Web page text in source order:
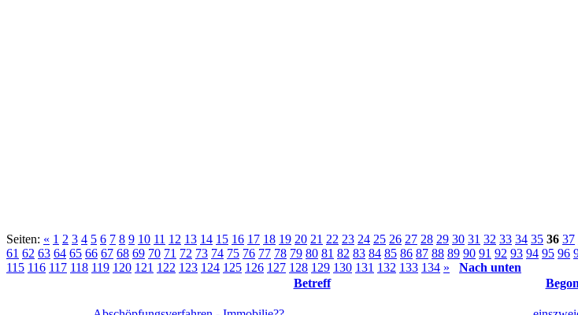
Seiten: « 1 2 3 4 5 6 7 8 9 10 11 12 13 14 15 16 17 18 19 20 21 22 23 24 25 26 27 28 29 30 31 32 33 34 35 36 37
61 62 63 64 65 66 67 68 69 70 71 72 73 74 75 76 77 78 79 80 81 82 83 84 85 86 87 88 89 90 91 92 93 94 95 96
115 116 117 118 119 120 121 122 123 124 125 126 127 128 129 130 131 132 133 134 »
Nach unten
Betreff